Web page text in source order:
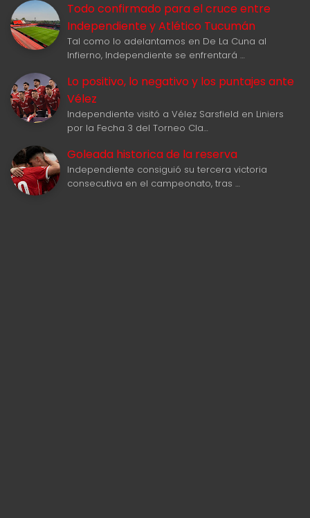
Todo confirmado para el cruce entre
Independiente y Atlético Tucumán
Tal como lo adelantamos en De La Cuna al
Infierno, Independiente se enfrentará …
Lo positivo, lo negativo y los puntajes ante
Vélez
Independiente visitó a Vélez Sarsfield en Liniers
por la Fecha 3 del Torneo Cla…
Goleada historica de la reserva
Independiente consiguió su tercera victoria
consecutiva en el campeonato, tras …